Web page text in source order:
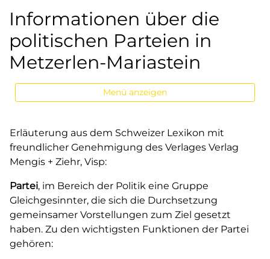
Informationen über die
politischen Parteien in
Metzerlen-Mariastein
Menü anzeigen
Erläuterung aus dem Schweizer Lexikon mit
freundlicher Genehmigung des Verlages Verlag
Mengis + Ziehr, Visp:
Partei, im Bereich der Politik eine Gruppe
Gleichgesinnter, die sich die Durchsetzung
gemeinsamer Vorstellungen zum Ziel gesetzt
haben. Zu den wichtigsten Funktionen der Partei
gehören: